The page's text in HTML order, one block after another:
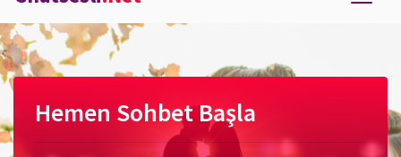
Hemen Sohbet Başla